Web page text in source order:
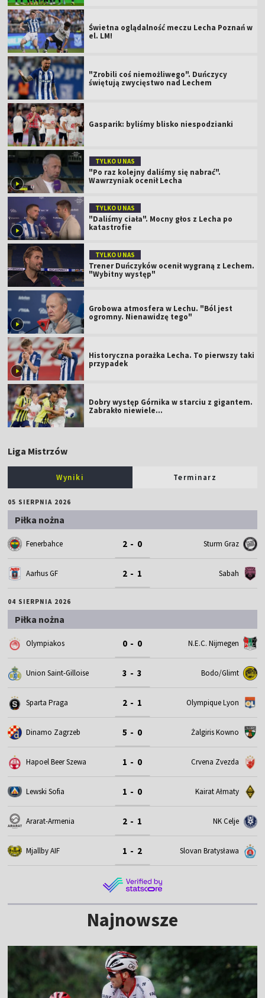
Świetna oglądalność meczu Lecha Poznań w
el. LM!
"Zrobili coś niemożliwego". Duńczycy
świętują zwycięstwo nad Lechem
Gasparik: byliśmy blisko niespodzianki
TYLKO U NAS
"Po raz kolejny daliśmy się nabrać".
Wawrzyniak ocenił Lecha
TYLKO U NAS
"Daliśmy ciała". Mocny głos z Lecha po
katastrofie
TYLKO U NAS
Trener Duńczyków ocenił wygraną z Lechem.
"Wybitny występ"
Grobowa atmosfera w Lechu. "Ból jest
ogromny. Nienawidzę tego"
Historyczna porażka Lecha. To pierwszy taki
przypadek
Dobry występ Górnika w starciu z gigantem.
Zabrakło niewiele...
Liga Mistrzów
Wyniki Terminarz
05 SIERPNIA 2026
Piłka nożna
Fenerbahce 2 - 0 Sturm Graz
Aarhus GF 2 - 1 Sabah
04 SIERPNIA 2026
Piłka nożna
Olympiakos 0 - 0 N.E.C. Nijmegen
Union Saint-Gilloise 3 - 3 Bodo/Glimt
Sparta Praga 2 - 1 Olympique Lyon
Dinamo Zagrzeb 5 - 0 Żalgiris Kowno
Hapoel Beer Szewa 1 - 0 Crvena Zvezda
Lewski Sofia 1 - 0 Kairat Ałmaty
Ararat-Armenia 2 - 1 NK Celje
Mjallby AIF 1 - 2 Slovan Bratysława
Najnowsze